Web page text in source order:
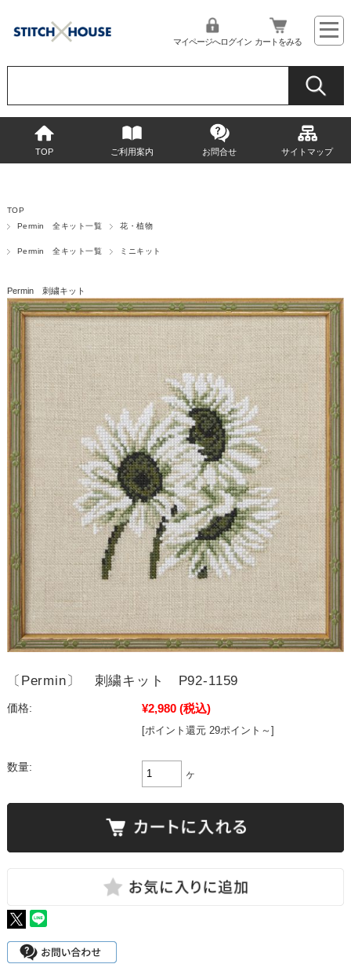
マイページへログイン カートをみる
TOP ご利用案内 お問合せ サイトマップ
TOP
Permin 全キット一覧
花・植物
Permin 全キット一覧 ミニキット
Permin 刺繍キット
〔Permin〕 刺繍キット P92-1159
価格: ¥2,980 (税込)
[ポイント還元 29ポイント～]
数量:
ヶ